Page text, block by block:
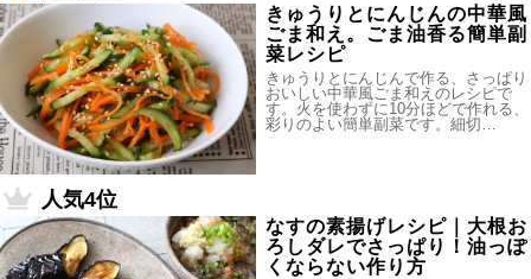
きゅうりとにんじんの中華風
ごま和え。ごま油香る簡単副
菜レシピ
きゅうりとにんじんで作る、さっぱり
おいしい中華風ごま和えのレシピで
す。火を使わずに10分ほどで作れる、
彩りのよい簡単副菜です。細切…
人気4位
なすの素揚げレシピ｜大根お
ろしダレでさっぱり！油っぽ
くならない作り方